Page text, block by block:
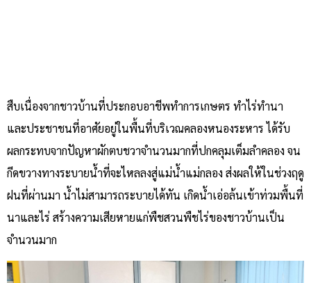
สืบเนื่องจากชาวบ้านที่ประกอบอาชีพทำการเกษตร ทำไร่ทำนา
และประชาชนที่อาศัยอยู่ในพื้นที่บริเวณคลองหนองระหาร ได้รับ
ผลกระทบจากปัญหาผักตบชวาจำนวนมากที่ปกคลุมเต็มลำคลอง จน
กีดขวางทางระบายน้ำที่จะไหลลงสู่แม่น้ำแม่กลอง ส่งผลให้ในช่วงฤดู
ฝนที่ผ่านมา น้ำไม่สามารถระบายได้ทัน เกิดน้ำเอ่อล้นเข้าท่วมพื้นที่
นาและไร่ สร้างความเสียหายแก่พืชสวนพืชไร่ของชาวบ้านเป็น
จำนวนมาก